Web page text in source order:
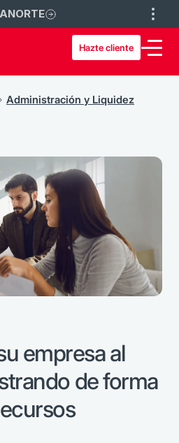
Hazte cliente
Administración y Liquidez
empresa al
de forma